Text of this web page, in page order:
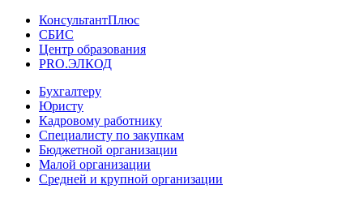
КонсультантПлюс
СБИС
Центр образования
PRO.ЭЛКОД
Бухгалтеру
Юристу
Кадровому работнику
Специалисту по закупкам
Бюджетной организации
Малой организации
Средней и крупной организации